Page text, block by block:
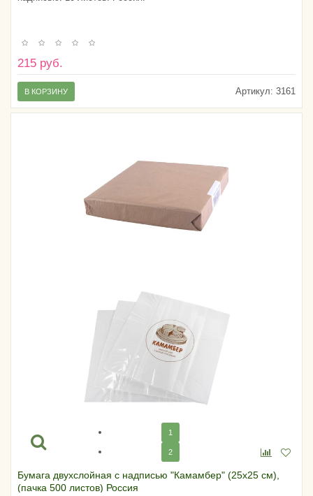
215 руб.
Артикул: 3161
В КОРЗИНУ
1
2
Бумага двухслойная с надписью "Камамбер" (25х25 см),
(пачка 500 листов) Россия